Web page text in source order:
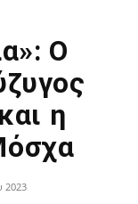
Ο
η
2023